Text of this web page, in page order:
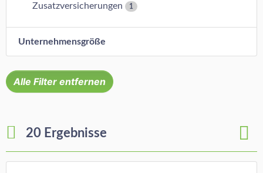
Zusatzversicherungen 1
Unternehmensgröße
Alle Filter entfernen
20 Ergebnisse